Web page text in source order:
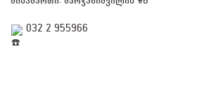
032 2 955966